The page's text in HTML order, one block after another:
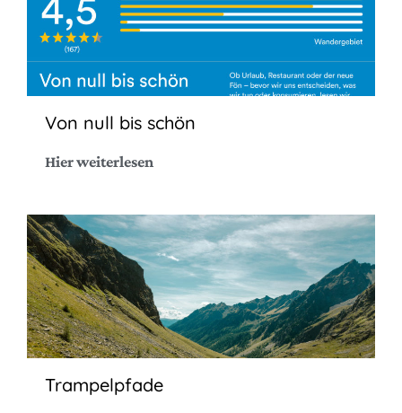
Von null bis schön
Hier weiterlesen
Trampelpfade